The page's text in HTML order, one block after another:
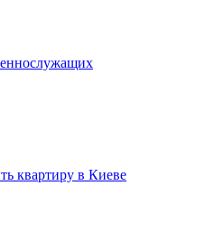
квартиру в Киеве